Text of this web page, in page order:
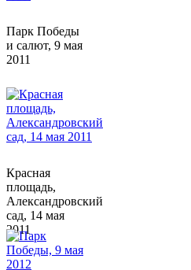
Парк Победы
и салют, 9 мая
2011
Красная
площадь,
Александровский
сад, 14 мая
2011